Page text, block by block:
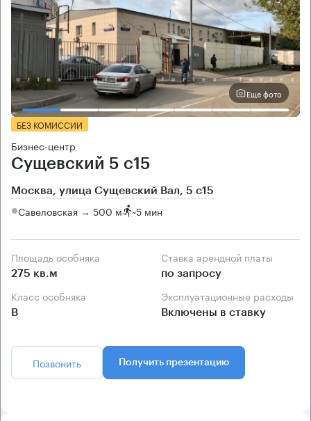
Еще фото
БЕЗ КОМИССИИ
Бизнес-центр
Сущевский 5 с15
Москва, улица Сущевский Вал, 5 с15
Савеловская → 500 м ~5 мин
Площадь особняка
275 кв.м
Ставка арендной платы
по запросу
Класс особняка
B
Эксплуатационные расходы
Включены в ставку
Позвонить Получить презентацию